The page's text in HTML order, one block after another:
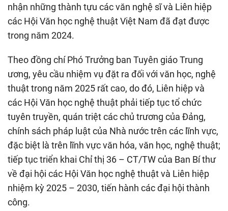
nhận những thành tựu các văn nghệ sĩ và Liên hiệp
các Hội Văn học nghệ thuật Việt Nam đã đạt được
trong năm 2024.
Theo đồng chí Phó Trưởng ban Tuyên giáo Trung
ương, yêu cầu nhiệm vụ đặt ra đối với văn học, nghệ
thuật trong năm 2025 rất cao, do đó, Liên hiệp và
các Hội Văn học nghệ thuật phải tiếp tục tổ chức
tuyên truyền, quán triệt các chủ trương của Đảng,
chính sách pháp luật của Nhà nước trên các lĩnh vực,
đặc biệt là trên lĩnh vực văn hóa, văn học, nghệ thuật;
tiếp tục triển khai Chỉ thị 36 – CT/TW của Ban Bí thư
về đại hội các Hội Văn học nghệ thuật và Liên hiệp
nhiệm kỳ 2025 – 2030, tiến hành các đại hội thành
công.